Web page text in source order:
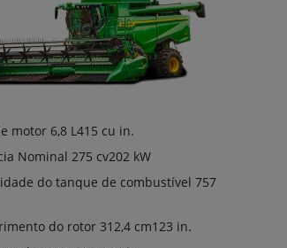
motor 6,8 L415 cu in.
Nominal 275 cv202 kW
do tanque de combustível 757
do rotor 312,4 cm123 in.